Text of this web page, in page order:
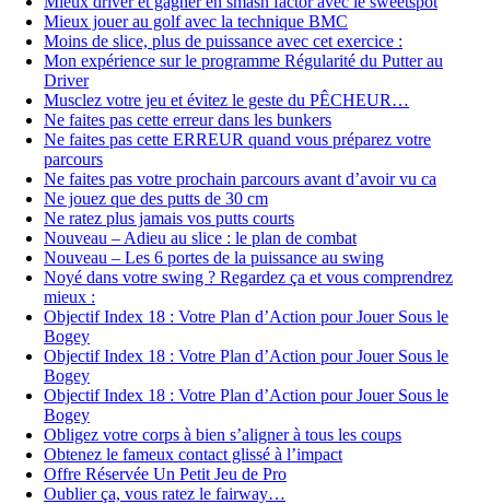
Mieux jouer au golf avec la technique BMC
Moins de slice, plus de puissance avec cet exercice :
Mon expérience sur le programme Régularité du Putter au
Driver
Musclez votre jeu et évitez le geste du PÊCHEUR…
Ne faites pas cette erreur dans les bunkers
Ne faites pas cette ERREUR quand vous préparez votre
parcours
Ne faites pas votre prochain parcours avant d’avoir vu ca
Ne jouez que des putts de 30 cm
Ne ratez plus jamais vos putts courts
Nouveau – Adieu au slice : le plan de combat
Nouveau – Les 6 portes de la puissance au swing
Noyé dans votre swing ? Regardez ça et vous comprendrez
mieux :
Objectif Index 18 : Votre Plan d’Action pour Jouer Sous le
Bogey
Objectif Index 18 : Votre Plan d’Action pour Jouer Sous le
Bogey
Objectif Index 18 : Votre Plan d’Action pour Jouer Sous le
Bogey
Obligez votre corps à bien s’aligner à tous les coups
Obtenez le fameux contact glissé à l’impact
Offre Réservée Un Petit Jeu de Pro
Oublier ça, vous ratez le fairway…